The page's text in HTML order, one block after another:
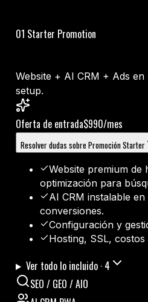
01 Starter Promotion
Website + AI CRM + Ads
setup.
Oferta de entrada$990/mes
Resolver dudas sobre Promoción Starter
Website premium de
optimización para
AI CRM instalable
conversiones.
Configuración y
Hosting, SSL,
Ver todo lo incluido· 4
SEO / GEO / AIO